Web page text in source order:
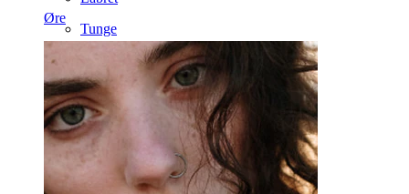
Øre
Tunge
Tragus
Barbell
Rook
Daith